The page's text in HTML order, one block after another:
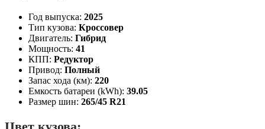
Год выпуска: 2025
Тип кузова: Кроссовер
Двигатель: Гибрид
Мощность: 41
КПП: Редуктор
Привод: Полный
Запас хода (км): 220
Емкость батареи (kWh): 39.05
Размер шин: 265/45 R21